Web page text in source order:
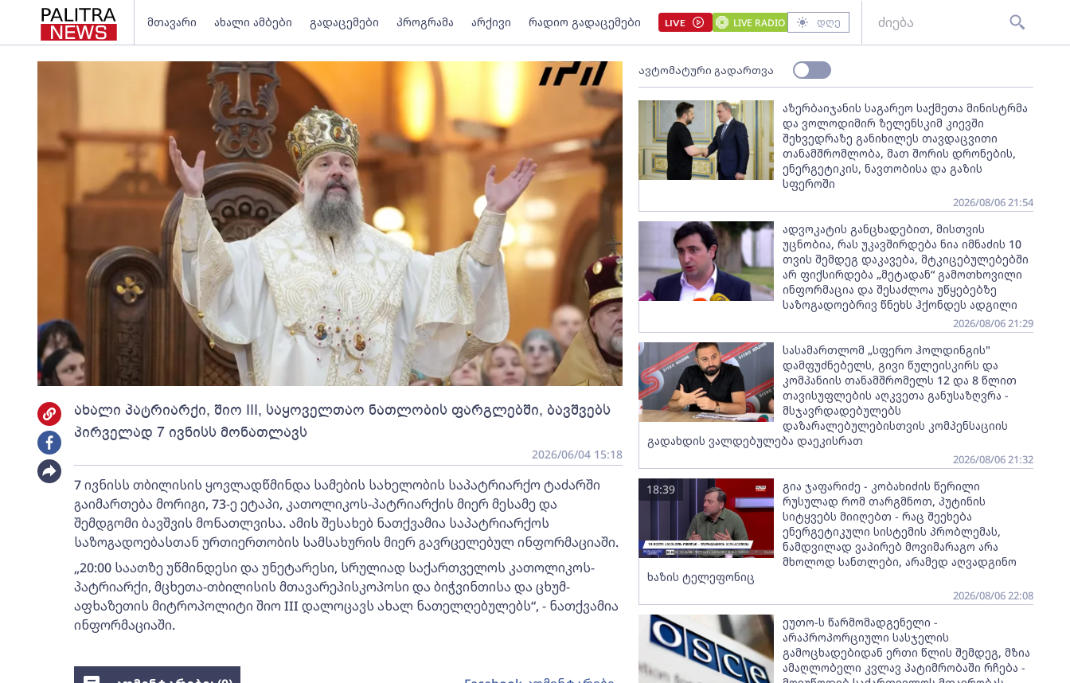
მთავარი ახალი ამბები გადაცემები პროგრამა არქივი რადიო გადაცემები LIVE LIVE RADIO დღე
ახალი პატრიარქი, შიო III, საყოველთაო ნათლობის ფარგლებში, ბავშვებს
პირველად 7 ივნისს მონათლავს
2026/06/04 15:18
7 ივნისს თბილისის ყოვლადწმინდა სამების სახელობის საპატრიარქო ტაძარში
გაიმართება მორიგი, 73-ე ეტაპი, კათოლიკოს-პატრიარქის მიერ მესამე და
შემდგომი ბავშვის მონათლვისა. ამის შესახებ ნათქვამია საპატრიარქოს
საზოგადოებასთან ურთიერთობის სამსახურის მიერ გავრცელებულ ინფორმაციაში.
„20:00 საათზე უწმინდესი და უნეტარესი, სრულიად საქართველოს კათოლიკოს-
პატრიარქი, მცხეთა-თბილისის მთავარეპისკოპოსი და ბიჭვინთისა და ცხუმ-
აფხაზეთის მიტროპოლიტი შიო III დალოცავს ახალ ნათელღებულებს“, - ნათქვამია
ინფორმაციაში.
ავტომატური გადართვა
აზერბაიჯანის საგარეო საქმეთა მინისტრმა
და ვოლოდიმირ ზელენსკიმ კიევში
შეხვედრაზე განიხილეს თავდაცვითი
თანამშრომლობა, მათ შორის დრონების,
ენერგეტიკის, ნავთობისა და გაზის
სფეროში
2026/08/06 21:54
ადვოკატის განცხადებით, მისთვის
უცნობია, რას უკავშირდება ნია იმნაძის 10
თვის შემდეგ დაკავება, მტკიცებულებებში
არ ფიქსირდება „მეტადან“ გამოთხოვილი
ინფორმაცია და შესაძლოა უწყებებზე
საზოგადოებრივ წნეხს ჰქონდეს ადგილი
2026/08/06 21:29
სასამართლომ „სფერო ჰოლდინგის"
დამფუძნებელს, გივი წულეისკირს და
კომპანიის თანამშრომელს 12 და 8 წლით
თავისუფლების აღკვეთა განუსაზღვრა -
მსჯავრდადებულებს
დაზარალებულებისთვის კომპენსაციის
გადახდის ვალდებულება დაეკისრათ
2026/08/06 21:32
გია ჯაფარიძე - კობახიძის წერილი
რუსულად რომ თარგმნოთ, პუტინის
სიტყვებს მიიღებთ - რაც შეეხება
ენერგეტიკული სისტემის პრობლემას,
ნამდვილად ვაპირებ მოვიმარაგო არა
მხოლოდ სანთლები, არამედ აღვადგინო
ხაზის ტელეფონიც
18:39
2026/08/06 22:08
ეუთო-ს წარმომადგენელი -
არაპროპორციული სასჯელის
გამოცხადებიდან ერთი წლის შემდეგ, მზია
ამაღლობელი კვლავ პატიმრობაში რჩება -